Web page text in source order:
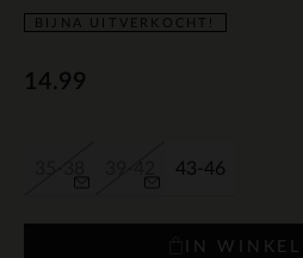
BIJNA UITVERKOCHT!
14.99
43-46
IN